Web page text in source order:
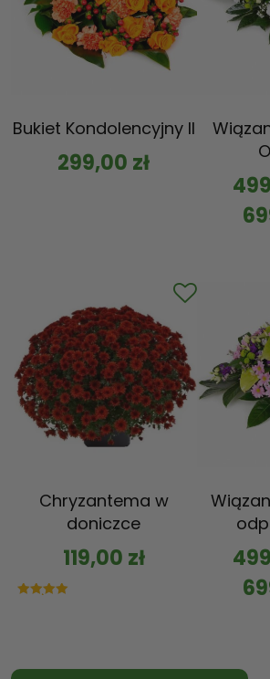
Bukiet Kondolencyjny II
299,00 zł
Chryzantema w
doniczce
119,00 zł